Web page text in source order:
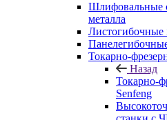
Шлифовальные
металла
Листогибочные
Токарно-
Назад
Токарно-
Senfeng